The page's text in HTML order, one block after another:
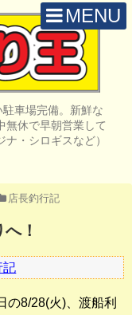
MENU
車場完備。新鮮な
無休で早朝営業して
・シロギスなど）
店長釣行記
！
記
の8/28(火)、渡船利